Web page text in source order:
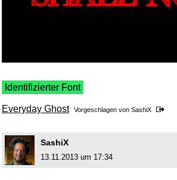
Identifizierter Font
Everyday Ghost Vorgeschlagen von SashiX
SashiX
13.11.2013 um 17:34